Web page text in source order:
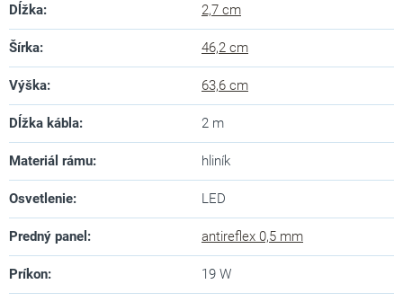
Dĺžka: 2,7 cm
Šírka: 46,2 cm
Výška: 63,6 cm
Dĺžka kábla: 2 m
Materiál rámu: hliník
Osvetlenie: LED
Predný panel : antireflex 0,5 mm
Príkon: 19 W